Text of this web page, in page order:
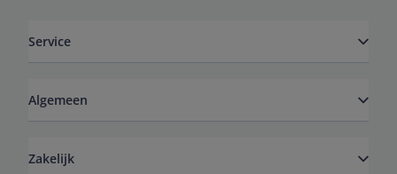
Service
Algemeen
Zakelijk